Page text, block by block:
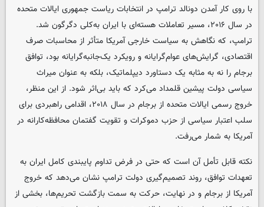
با روی کار آمدن دونالد ترامپ در انتخابات ریاست جمهوری ایالات متحده
در سال ۲۰۱۶، مسیر تعاملات هسته‌ای با ایران به‌کلی دگرگون شد.
ترامپ، که نگاهش به سیاست خارجی آمریکا متأثر از محاسبات صرف
اقتصادی، گرایش‌های عوام‌گرایانه و رویکرد یک‌جانبه‌گرایانه بود، توافق
برجام را نه به مثابه یک دستاورد دیپلماتیک، بلکه به عنوان میراث
سیاسی دولت پیشین قلمداد می‌کرد که باید بی‌اثر شود. از این منظر،
خروج رسمی ایالات متحده از برجام در سال ۲۰۱۸، اقدامی راهبردی برای
سلب اعتبار سیاسی از حزب دموکرات و تقویت گفتمان محافظه‌کارانه در
آمریکا به شمار می‌رفت.
نکته قابل تأمل آن است که حتی در فرض تداوم پایبندی کامل ایران به
تعهدات توافق، روند تصمیم‌گیری دولت ترامپ نشان می‌دهد که خروج
آمریکا از برجام و در نهایت، حرکت به سمت بازگشت تحریم‌ها، بخشی از